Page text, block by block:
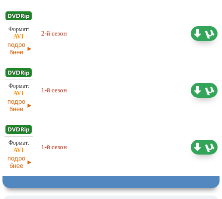
подро
бнее
2-й сезон
подро
бнее
1-й сезон
подро
бнее
1-й сезон